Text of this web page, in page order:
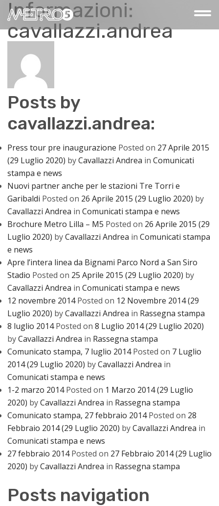
Informazioni:
cavallazzi.andrea
Posts by
cavallazzi.andrea:
Press tour pre inaugurazione Posted on 27 Aprile 2015
(29 Luglio 2020) byCavallazzi Andrea in Comunicati
stampa e news
Nuovi partner anche per le stazioni Tre Torri e
Garibaldi Posted on 26 Aprile 2015 (29 Luglio 2020) by
Cavallazzi Andrea in Comunicati stampa e news
Brochure Metro Lilla – M5 Posted on 26 Aprile 2015 (29
Luglio 2020) byCavallazzi Andrea in Comunicati stampa
e news
Apre l’intera linea da Bignami Parco Nord a San Siro
Stadio Posted on 25 Aprile 2015 (29 Luglio 2020) by
Cavallazzi Andrea in Comunicati stampa e news
12 novembre 2014 Posted on 12 Novembre 2014(29
Luglio 2020) byCavallazzi Andrea in Rassegna stampa
8 luglio 2014 Posted on 8 Luglio 2014(29 Luglio 2020)
byCavallazzi Andrea in Rassegna stampa
Comunicato stampa, 7 luglio 2014 Posted on 7 Luglio
2014(29 Luglio 2020) byCavallazzi Andrea in
Comunicati stampa e news
1-2 marzo 2014 Posted on 1 Marzo 2014(29 Luglio
2020) byCavallazzi Andrea in Rassegna stampa
Comunicato stampa, 27 febbraio 2014 Posted on 28
Febbraio 2014(29 Luglio 2020) byCavallazzi Andrea in
Comunicati stampa e news
27 febbraio 2014 Posted on 27 Febbraio 2014(29 Luglio
2020) byCavallazzi Andrea in Rassegna stampa
Posts navigation